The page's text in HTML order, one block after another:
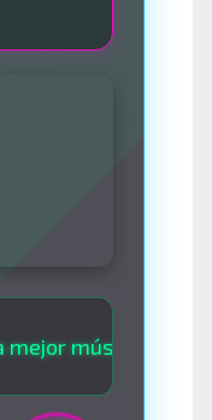
las 24 horas